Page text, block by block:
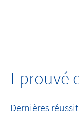
Eprouvé
Dernières